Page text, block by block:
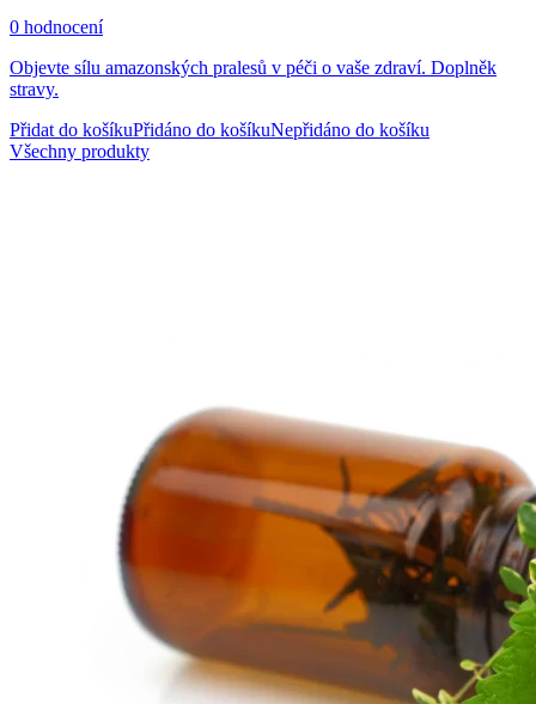
0 hodnocení
Objevte sílu amazonských pralesů v péči o vaše zdraví. Doplněk
stravy.
Přidat do košíkuPřidáno do košíkuNepřidáno do košíku
Všechny produkty